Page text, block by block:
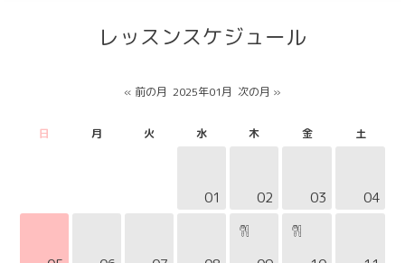
レッスンスケジュール
« 前の月 2025年01月 次の月 »
日 月 火 水 木 金 土
01 02 03 04